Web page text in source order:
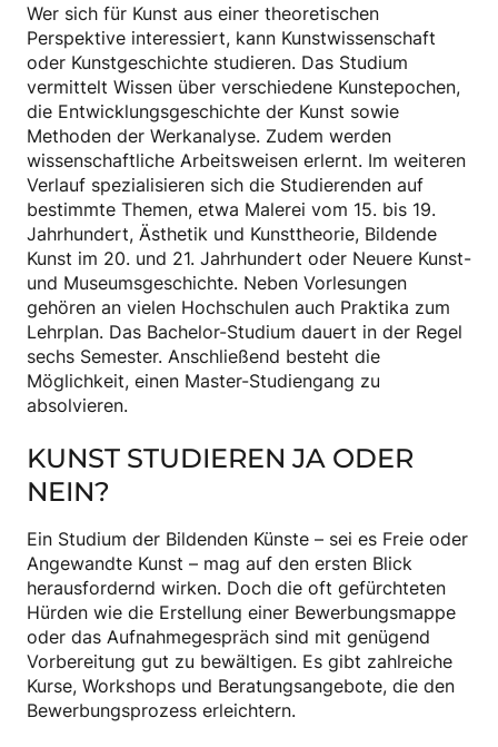
Wer sich für Kunst aus einer theoretischen
Perspektive interessiert, kann Kunstwissenschaft
oder Kunstgeschichte studieren. Das Studium
vermittelt Wissen über verschiedene Kunstepochen,
die Entwicklungsgeschichte der Kunst sowie
Methoden der Werkanalyse. Zudem werden
wissenschaftliche Arbeitsweisen erlernt. Im weiteren
Verlauf spezialisieren sich die Studierenden auf
bestimmte Themen, etwa Malerei vom 15. bis 19.
Jahrhundert, Ästhetik und Kunsttheorie, Bildende
Kunst im 20. und 21. Jahrhundert oder Neuere Kunst-
und Museumsgeschichte. Neben Vorlesungen
gehören an vielen Hochschulen auch Praktika zum
Lehrplan. Das Bachelor-Studium dauert in der Regel
sechs Semester. Anschließend besteht die
Möglichkeit, einen Master-Studiengang zu
absolvieren.
KUNST STUDIEREN JA ODER
NEIN?
Ein Studium der Bildenden Künste – sei es Freie oder
Angewandte Kunst – mag auf den ersten Blick
herausfordernd wirken. Doch die oft gefürchteten
Hürden wie die Erstellung einer Bewerbungsmappe
oder das Aufnahmegespräch sind mit genügend
Vorbereitung gut zu bewältigen. Es gibt zahlreiche
Kurse, Workshops und Beratungsangebote, die den
Bewerbungsprozess erleichtern.